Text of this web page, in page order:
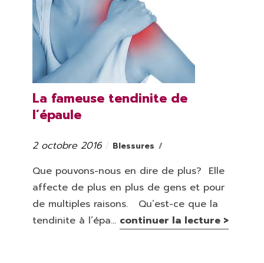
La fameuse tendinite de
l’épaule
Publié
2 octobre 2016 Catégories
Blessures
Que pouvons-nous en dire de plus? Elle
affecte de plus en plus de gens et pour
de multiples raisons. Qu’est-ce que la
tendinite à l’épa... continuer la lecture >